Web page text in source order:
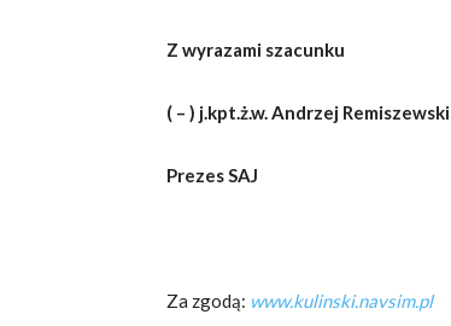
Z wyrazami szacunku
( – ) j.kpt.ż.w. Andrzej Remiszewski
Prezes SAJ
Za zgodą: www.kulinski.navsim.pl